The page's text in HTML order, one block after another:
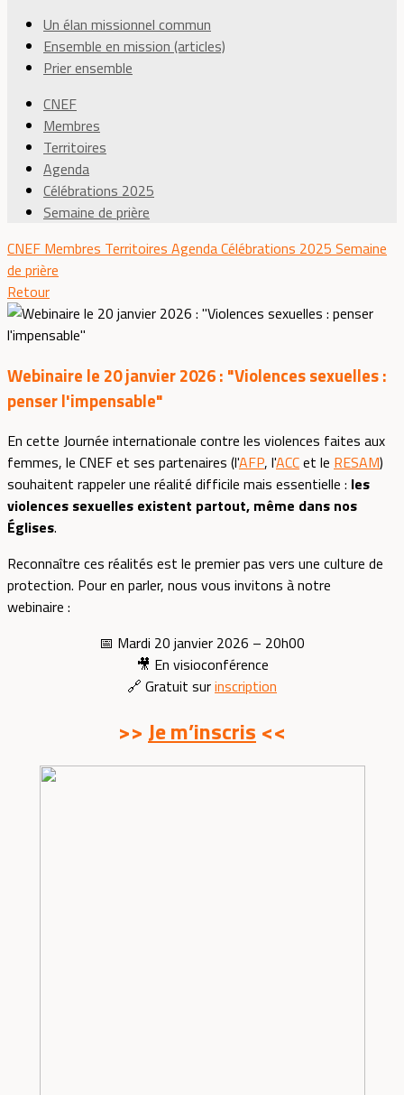
Un élan missionnel commun
Ensemble en mission (articles)
Prier ensemble
CNEF
Membres
Territoires
Agenda
Célébrations 2025
Semaine de prière
CNEF Membres Territoires AgendaCélébrations 2025 Semaine
de prière
Retour
Webinaire le 20 janvier 2026 : "Violences sexuelles :
penser l'impensable"
En cette Journée internationale contre les violences faites aux
femmes, le CNEF et ses partenaires (l'AFP, l'ACCet le RESAM)
souhaitent rappeler une réalité difficile mais essentielle : les
violences sexuelles existent partout, même dans nos
Églises.
Reconnaître ces réalités est le premier pas vers une culture de
protection. Pour en parler, nous vous invitons à notre
webinaire :
📅 Mardi 20 janvier 2026 – 20h00
🎥 En visioconférence
🔗 Gratuit surinscription
>> Je m’inscris <<